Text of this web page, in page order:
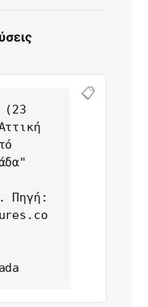
(23
Πηγή:
📋